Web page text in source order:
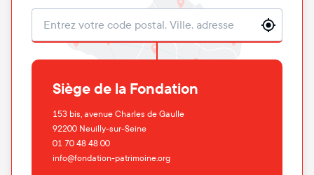
Localisation
Siège de la Fondation
153 bis, avenue Charles de Gaulle
92200 Neuilly-sur-Seine
01 70 48 48 00
info@fondation-patrimoine.org